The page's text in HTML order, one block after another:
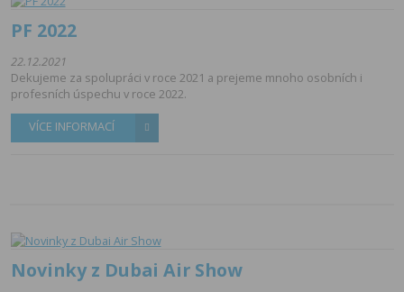
PF 2022
22.12.2021
Dekujeme za spolupráci v roce 2021 a prejeme mnoho osobních i
profesních úspechu v roce 2022.
VÍCE INFORMACÍ
Novinky z Dubai Air Show